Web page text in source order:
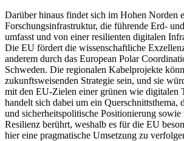
Darüber hinaus findet sich im Hohen Norden
Forschungsinfrastruktur, die führende Erd-
um­fasst und von einer resilienten digitalen
Die EU fördert die wissenschaftliche
anderem durch das European Polar
Schweden. Die regionalen Kabelprojekte
zukunftsweisenden Strategie sein, und sie
mit den EU-Zielen einer grünen wie digitalen
handelt sich dabei um ein Querschnittsthema,
und sicherheitspolitische Positionierung
Resilienz berührt, weshalb es für die EU
hier eine pragmatische Umsetzung zu